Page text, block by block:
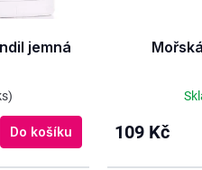
jemná
Do košíku 109 Kč